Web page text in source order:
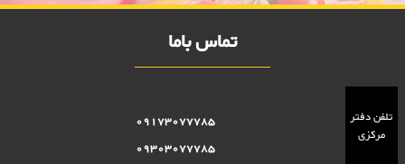
تماس باما
تلفن دفتر
مرکزی
09173077785
09303077785